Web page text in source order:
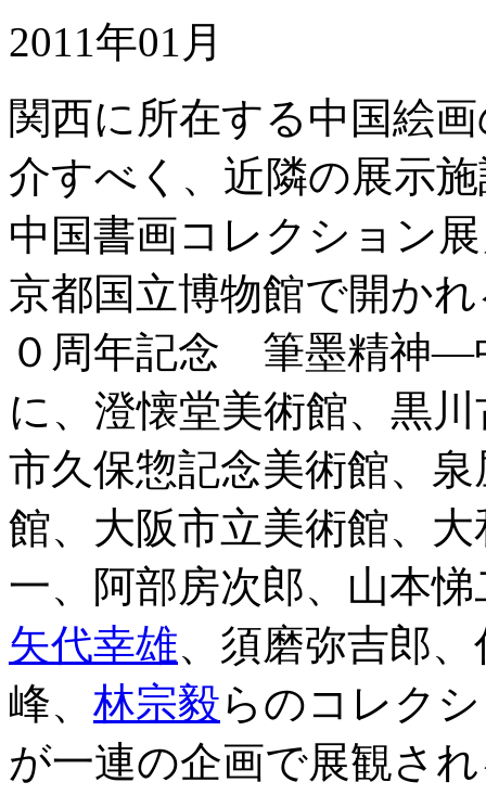
2011年01月
関西に所在する中国絵
介すべく、近隣の展示
中国書画コレクション
京都国立博物館で開か
０周年記念 筆墨精神―
に、澄懐堂美術館、黒
市久保惣記念美術館、
館、大阪市立美術館、
一、阿部房次郎、山本
矢代幸雄、須磨弥吉郎
峰、 林宗毅らのコレク
が一連の企画で展観さ